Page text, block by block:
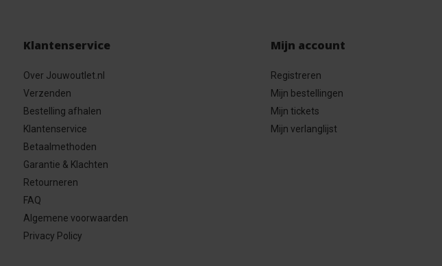
Klantenservice
Over Jouwoutlet.nl
Verzenden
Bestelling afhalen
Klantenservice
Betaalmethoden
Garantie & Klachten
Retourneren
FAQ
Algemene voorwaarden
Privacy Policy
Mijn account
Registreren
Mijn bestellingen
Mijn tickets
Mijn verlanglijst